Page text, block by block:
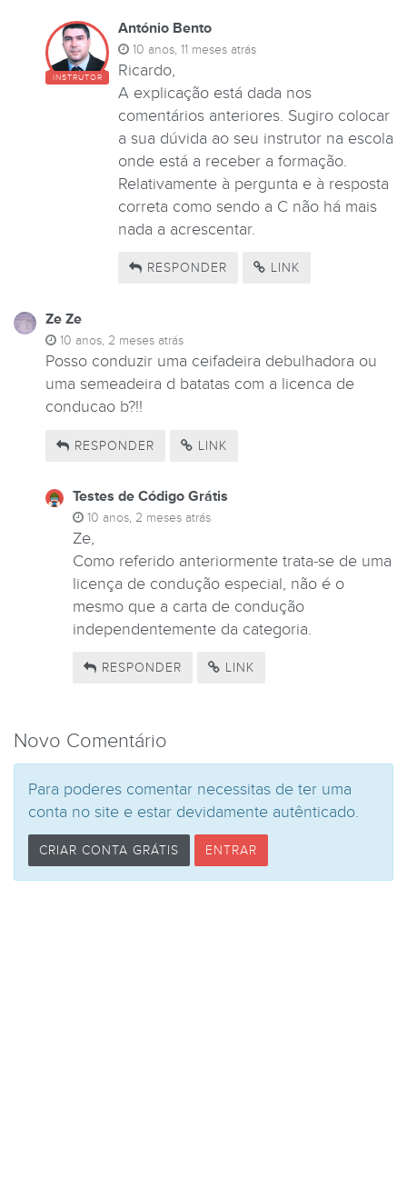
TESTES DE
INSTRUTOR
António Bento
10 anos, 11 meses atrás
Ricardo,
A explicação está dada nos
comentários anteriores. Sugiro colocar
a sua dúvida ao seu instrutor na escola
onde está a receber a formação.
Relativamente à pergunta e à resposta
correta como sendo a C não há mais
nada a acrescentar.
RESPONDER LINK
Ze Ze
10 anos, 2 meses atrás
Posso conduzir uma ceifadeira debulhadora ou
uma semeadeira d batatas com a licenca de
conducao b?!!
RESPONDER LINK
Testes de Código Grátis
10 anos, 2 meses atrás
Ze,
Como referido anteriormente trata-se de uma
licença de condução especial, não é o
mesmo que a carta de condução
independentemente da categoria.
RESPONDER LINK
Novo Comentário
Para poderes comentar necessitas de ter uma
conta no site e estar devidamente autênticado.
CRIAR CONTA GRÁTIS ENTRAR